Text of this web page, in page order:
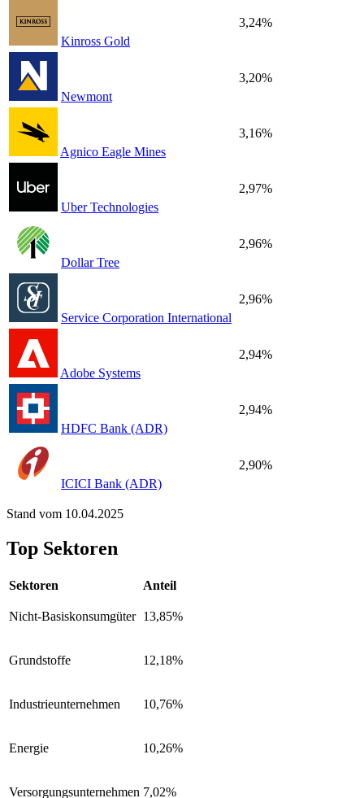
Kinross Gold
3,24%
Newmont
3,20%
Agnico Eagle Mines
3,16%
Uber Technologies
2,97%
Dollar Tree
2,96%
Service Corporation International
2,96%
Adobe Systems
2,94%
HDFC Bank (ADR)
2,94%
ICICI Bank (ADR)
2,90%
Stand vom 10.04.2025
Top Sektoren
Sektoren Anteil
Nicht-Basiskonsumgüter 13,85%
Grundstoffe 12,18%
Industrieunternehmen 10,76%
Energie 10,26%
Versorgungsunternehmen 7,02%